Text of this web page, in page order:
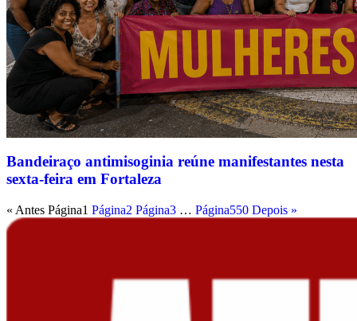
Bandeiraço antimisoginia reúne manifestantes nesta
sexta-feira em Fortaleza
« Antes Página1 Página2 Página3 … Página550 Depois »